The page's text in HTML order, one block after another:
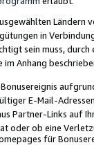
Ländern
in
sein muss,
Anhang
E-Mail-
Partner-Links auf
oder ob eine
für